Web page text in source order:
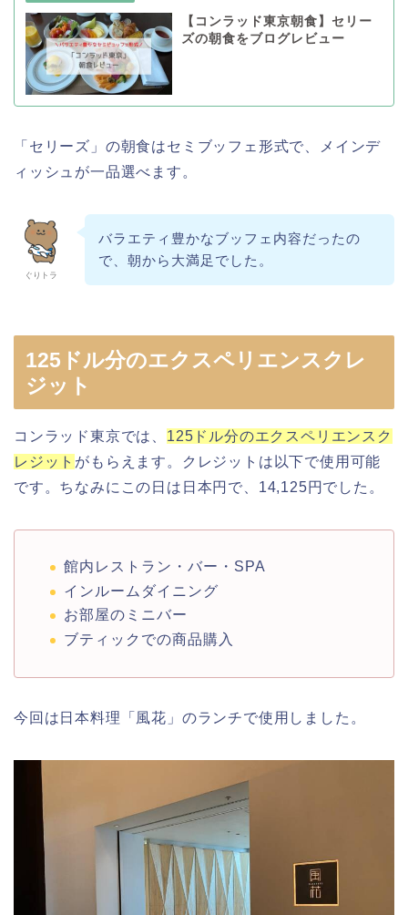
【コンラッド東京朝食】セリー
ズの朝食をブログレビュー
「セリーズ」の朝食はセミブッフェ形式で、メインデ
ィッシュが一品選べます。
ぐりトラ
バラエティ豊かなブッフェ内容だったの
で、朝から大満足でした。
125ドル分のエクスペリエンスクレ
ジット
コンラッド東京では、 125ドル分のエクスペリエンスク
レジット がもらえます。クレジットは以下で使用可能
です。ちなみにこの日は日本円で、14,125円でした。
館内レストラン・バー・SPA
インルームダイニング
お部屋のミニバー
ブティックでの商品購入
今回は日本料理「風花」のランチで使用しました。